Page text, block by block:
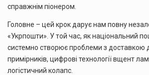
справжнім піонером.
Головне – цей крок дарує нам повну
«Укрпошти». У той час, як національний
системно створює проблеми з доставкою
примірників, цифрові технології вщент
логістичний колапс.